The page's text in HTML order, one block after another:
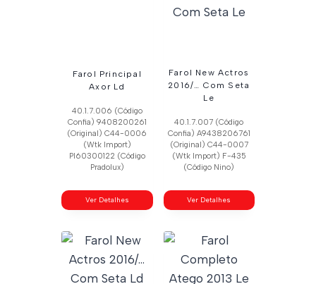
Farol Principal
Axor Ld
40.1.7.006 (Código
Confia) 9408200261
(Original) C44-0006
(Wtk Import)
Pl60300122 (Código
Pradolux)
Ver Detalhes
Farol New Actros
2016/… Com Seta
Le
40.1.7.007 (Código
Confia) A9438206761
(Original) C44-0007
(Wtk Import) F-435
(Código Nino)
Ver Detalhes